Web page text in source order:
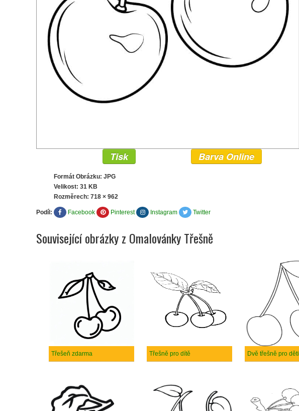
Tisk Barva Online
Formát Obrázku: JPG
Velikost: 31 KB
Rozměrech: 718 × 962
Podíl: Facebook Pinterest Instagram Twitter
Související obrázky z Omalovánky Třešně
Třešeň zdarma Třešně pro dítě Dvě třešně pro děti